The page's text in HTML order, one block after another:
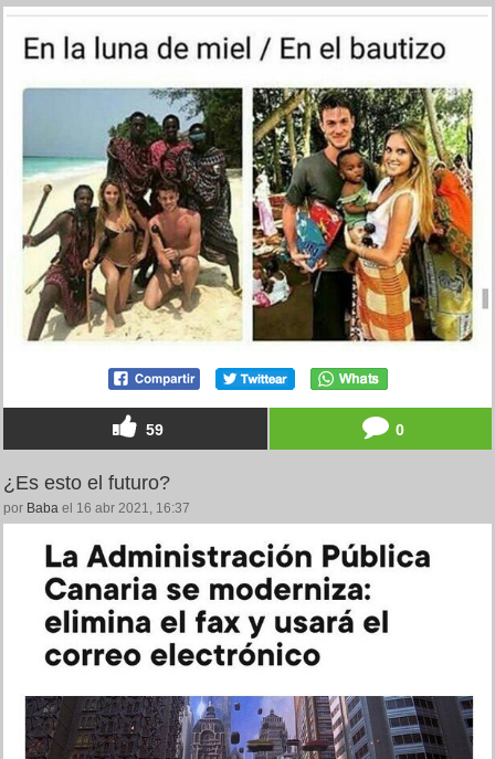
59 0
¿Es esto el futuro?
por Baba el 16 abr 2021, 16:37